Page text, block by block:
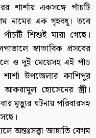
শার্শায় একসঙ্গে পাঁচটি
নামের এক গৃহবধূ। তবে
শিশুই মারা গেছে।
স্বাভাবিক প্রসবের
ও দুই মেয়েসহ এই পাঁচ
উপজেলার কাশিপুর
আকরামুল হোসেনের স্ত্রী।
মৃত্যুর ঘটনায় পরিবারসহ
অন্তঃসত্ত্বা জান্নাতি বেগম